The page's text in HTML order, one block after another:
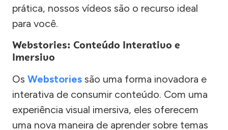
prática, nossos vídeos são o recurso ideal
para você.
Webstories: Conteúdo Interativo e
Imersivo
Os Webstories são uma forma inovadora e
interativa de consumir conteúdo. Com uma
experiência visual imersiva, eles oferecem
uma nova maneira de aprender sobre temas